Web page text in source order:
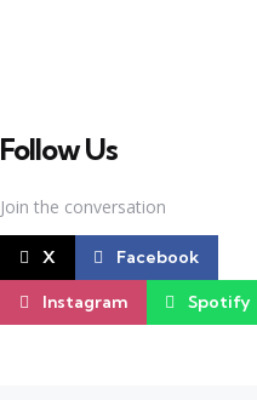
Follow Us
Join the conversation
X Facebook
Instagram Spotify